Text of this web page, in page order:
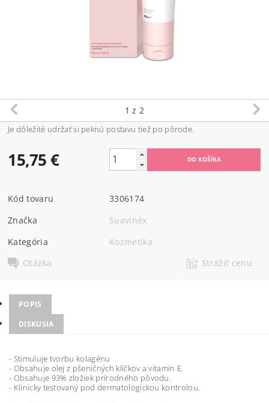
1 z 2
Je dôležité udržať si peknú postavu tiež po pôrode.
15,75 €
Kód tovaru
3306174
Značka
Suavinéx
Kategória
Kozmetika
Otázka
Strážiť cenu
POPIS
DISKUSIA
- Stimuluje tvorbu kolagénu
- Obsahuje olej z pšeničných klíčkov a vitamín E.
- Obsahuje 93% zložiek prírodného pôvodu.
- Klinicky testovaný pod dermatologickou kontrolou.